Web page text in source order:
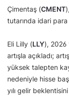
Çimentaş (CMENT
tutarında idari
Eli Lilly (LLY), 2026
artışla açıkladı;
yüksek talepten
nedeniyle hisse
yılı gelir